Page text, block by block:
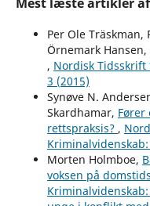
Per Ole Träskman,
Örnemark
, Nordisk
3 (2015)
Synøve N.
Skardhamar,
rettspraksis? ,
Morten Holmboe,
voksen på